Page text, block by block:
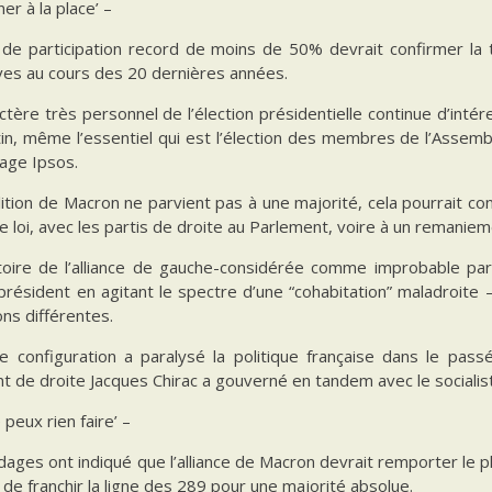
à la place’ –
participation record de moins de 50% devrait confirmer la
au cours des 20 dernières années.
très personnel de l’élection présidentielle continue
même l’essentiel qui est l’élection des membres de
Ipsos.
de Macron ne parvient pas à une majorité, cela pourrait
loi, avec les partis de droite au Parlement, voire à un
de l’alliance de gauche-considérée comme improbable
en agitant le spectre d’une “cohabitation”
différentes.
configuration a paralysé la politique française dans le
de droite Jacques Chirac a gouverné en tandem avec le
peux rien faire’ –
ont indiqué que l’alliance de Macron devrait remporter le
franchir la ligne des 289 pour une majorité absolue.